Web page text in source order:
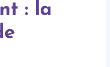
: la